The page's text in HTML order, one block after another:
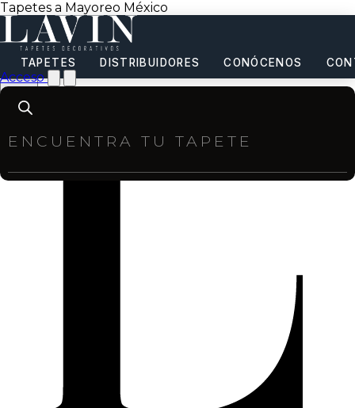
Tapetes a Mayoreo México
TAPETES DISTRIBUIDORES CONÓCENOS
Acceso
Products
search